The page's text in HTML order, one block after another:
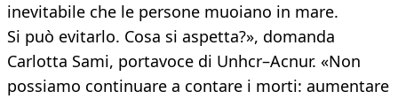
inevitabile che le persone muoiano in mare.
Si può evitarlo. Cosa si aspetta?», domanda
Carlotta Sami, portavoce di Unhcr–Acnur. «Non
possiamo continuare a contare i morti: aumentare